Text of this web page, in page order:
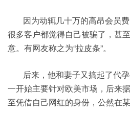
因为动辄几十万的高昂会员
很多客户都觉得自己被骗了，甚
意。有网友称之为“拉皮条”。
后来，他和妻子又搞起了代
一开始主要针对欧美市场，后来
至凭借自己网红的身份，公然在某